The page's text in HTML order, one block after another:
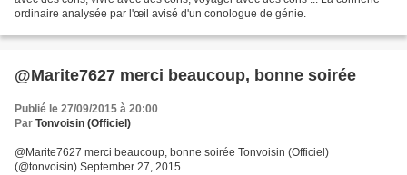
ordinaire analysée par l'œil avisé d'un conologue de génie.
@Marite7627 merci beaucoup, bonne soirée
Publié le 27/09/2015 à 20:00
Par Tonvoisin (Officiel)
@Marite7627 merci beaucoup, bonne soirée Tonvoisin (Officiel)
(@tonvoisin) September 27, 2015